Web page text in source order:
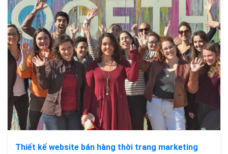
Thiết kế website bán hàng thời trang marketing